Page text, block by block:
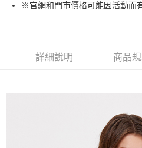
※官網和門市價格可能因活動而
詳細說明 商品